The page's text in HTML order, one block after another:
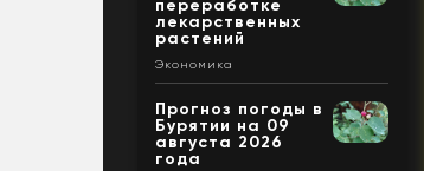
переработке
лекарственных
растений
Экономика
Прогноз погоды в
Бурятии на 09
августа 2026
года